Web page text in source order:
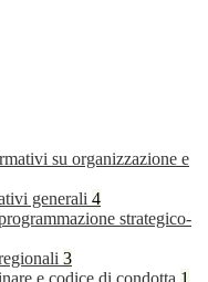
su organizzazione e
generali 4
strategico-
3